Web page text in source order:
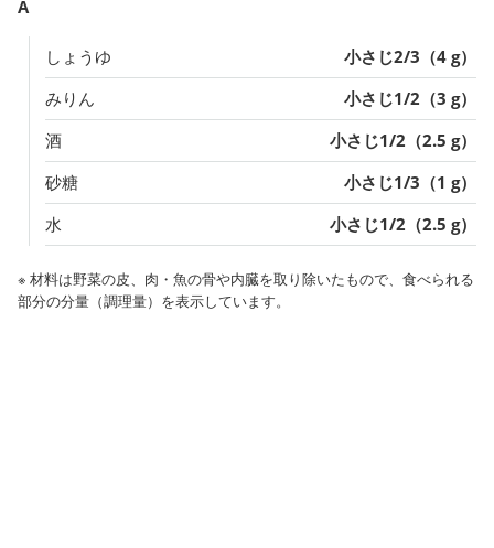
A
しょうゆ
小さじ2/3（4 g）
みりん
小さじ1/2（3 g）
酒
小さじ1/2（2.5 g）
砂糖
小さじ1/3（1 g）
水
小さじ1/2（2.5 g）
※ 材料は野菜の皮、肉・魚の骨や内臓を取り除いたもので、食べられる
部分の分量（調理量）を表示しています。